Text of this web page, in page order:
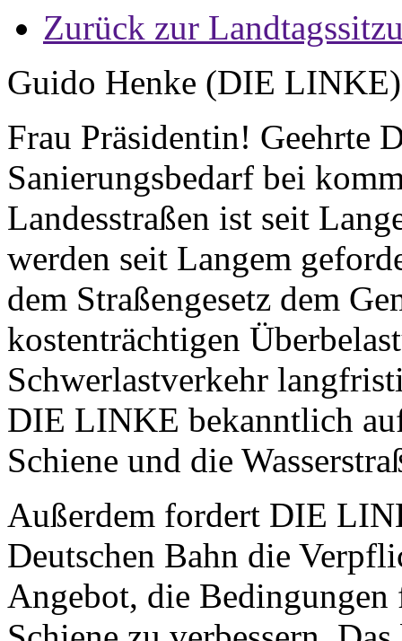
Zurück zur
Guido Henke (DIE
Frau Präsidentin! Geehrte
Sanierungsbedarf bei
Landesstraßen ist seit
werden seit Langem
dem Straßengesetz dem
kostenträchtigen
Schwerlastverkehr
DIE LINKE bekanntlich
Schiene und die
Außerdem fordert DIE
Deutschen Bahn die
Angebot, die